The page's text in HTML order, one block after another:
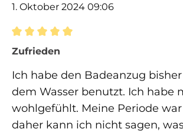
1. Oktober 2024 09:06
Bewertung mit 5 von 5 Sternen
Zufrieden
Ich habe den Badeanzug
dem Wasser benutzt. Ich habe
wohlgefühlt. Meine Periode
daher kann ich nicht sagen,